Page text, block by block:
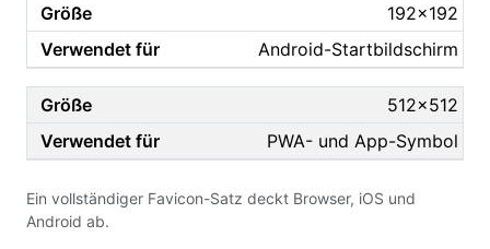
192×192
Android-Startbildschirm
512×512
PWA- und App-Symbol
Ein vollständiger Favicon-Satz deckt Browser, iOS und
Android ab.